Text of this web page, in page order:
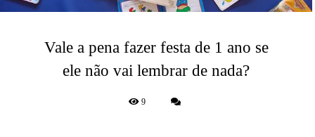
Vale a pena fazer festa de 1 ano se
ele não vai lembrar de nada?
9